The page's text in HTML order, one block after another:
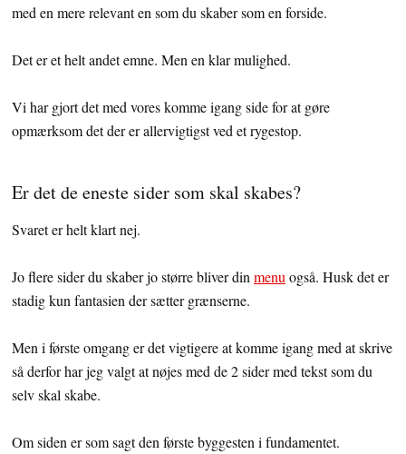
med en mere relevant en som du skaber som en forside.
Det er et helt andet emne. Men en klar mulighed.
Vi har gjort det med vores komme igang side for at gøre
opmærksom det der er allervigtigst ved et rygestop.
Er det de eneste sider som skal skabes?
Svaret er helt klart nej.
Jo flere sider du skaber jo større bliver dinmenuogså. Husk det er
stadig kun fantasien der sætter grænserne.
Men i første omgang er det vigtigere at komme igang med at skrive
så derfor har jeg valgt at nøjes med de 2 sider med tekst som du
selv skal skabe.
Om siden er som sagt den første byggesten i fundamentet.